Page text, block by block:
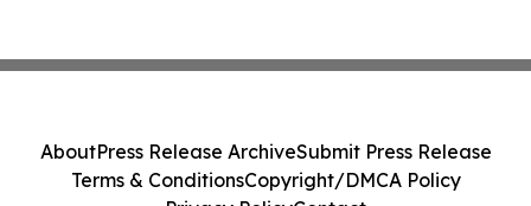
AboutPress Release ArchiveSubmit Press Release
Terms & ConditionsCopyright/DMCA Policy